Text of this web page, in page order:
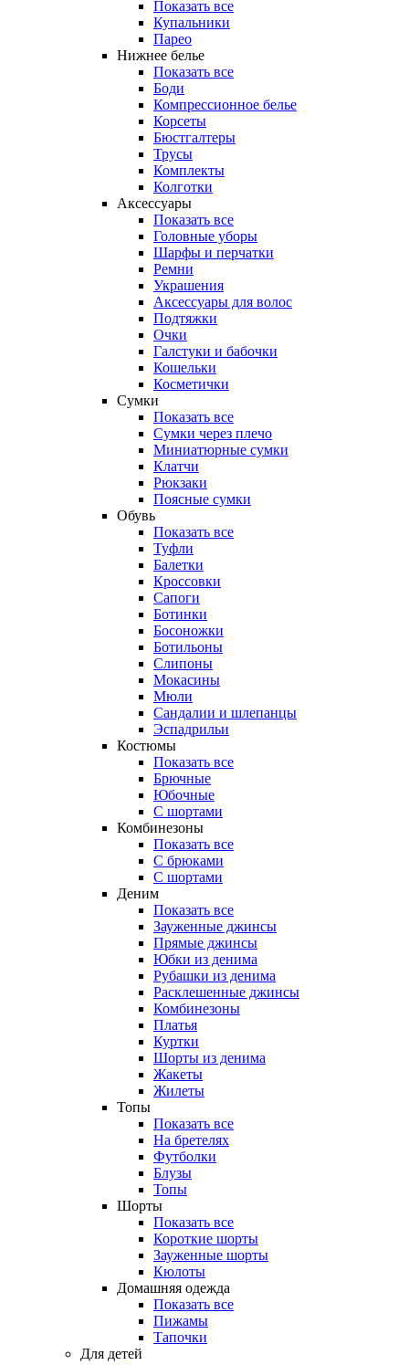
Показать все
Купальники
Парео
Нижнее белье
Показать все
Боди
Компрессионное белье
Корсеты
Бюстгалтеры
Трусы
Комплекты
Колготки
Аксессуары
Показать все
Головные уборы
Шарфы и перчатки
Ремни
Украшения
Аксессуары для волос
Подтяжки
Очки
Галстуки и бабочки
Кошельки
Косметички
Сумки
Показать все
Сумки через плечо
Миниатюрные cумки
Клатчи
Рюкзаки
Поясные сумки
Обувь
Показать все
Туфли
Балетки
Кроссовки
Сапоги
Ботинки
Босоножки
Ботильоны
Слипоны
Мокасины
Мюли
Сандалии и шлепанцы
Эспадрильи
Костюмы
Показать все
Брючные
Юбочные
С шортами
Комбинезоны
Показать все
С брюками
С шортами
Деним
Показать все
Зауженные джинсы
Прямые джинсы
Юбки из денима
Рубашки из денима
Расклешенные джинсы
Комбинезоны
Платья
Куртки
Шорты из денима
Жакеты
Жилеты
Топы
Показать все
На бретелях
Футболки
Блузы
Топы
Шорты
Показать все
Короткие шорты
Зауженные шорты
Кюлоты
Домашняя одежда
Показать все
Пижамы
Тапочки
Для детей